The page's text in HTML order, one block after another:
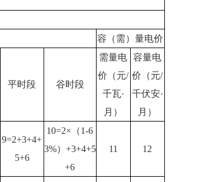
容（需）量电价
平时段 谷时段
需量电
价（元/
千瓦·
月）
容量电
价（元/
千伏安·
月）
9=2+3+4+
5+6
10=2×（1-6
3%）+3+4+5
+6
11 12